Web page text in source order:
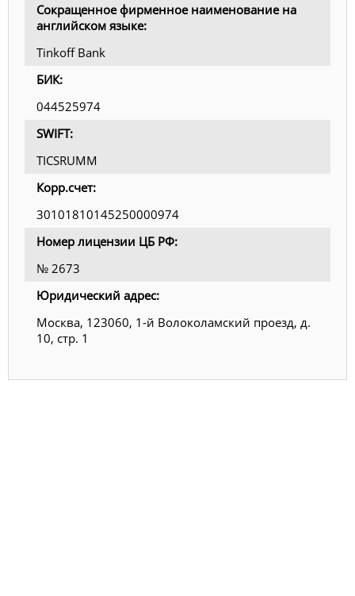
Сокращенное фирменное наименование на
английском языке:
Tinkoff Bank
БИК:
044525974
SWIFT:
TICSRUMM
Корр.счет:
30101810145250000974
Номер лицензии ЦБ РФ:
№ 2673
Юридический адрес:
Москва, 123060, 1-й Волоколамский проезд, д.
10, стр. 1